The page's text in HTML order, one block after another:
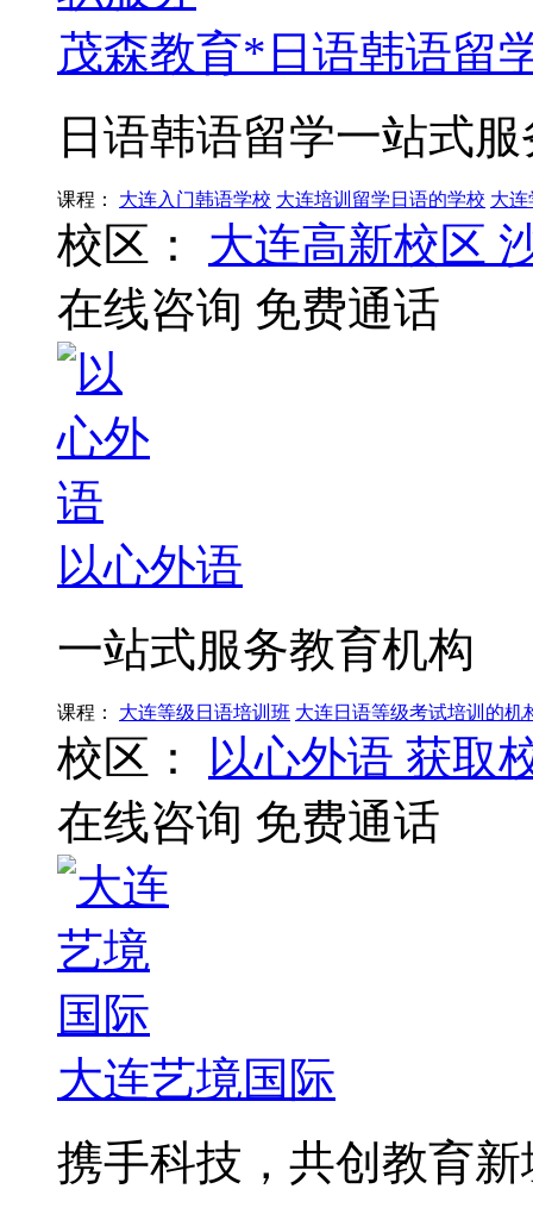
茂森教育*日语韩语留
日语韩语留学一站式服
课程： 大连入门韩语学校 大连培训留学日语的学校 大
校区： 大连高新校区
在线咨询 免费通话
以心外语
一站式服务教育机构
课程： 大连等级日语培训班 大连日语等级考试培训的机
校区： 以心外语 获取
在线咨询 免费通话
大连艺境国际
携手科技，共创教育新